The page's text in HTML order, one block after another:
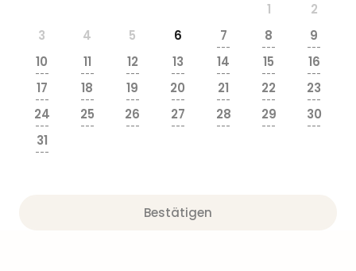
1
2
3
4 5 6 7
---
8
---
9
---
10
---
11
---
12
---
13
---
14
---
15
---
16
---
17
---
18
---
19
---
20
---
21
---
22
---
23
---
24
---
25
---
26
---
27
---
28
---
29
---
30
---
31
---
Bestätigen